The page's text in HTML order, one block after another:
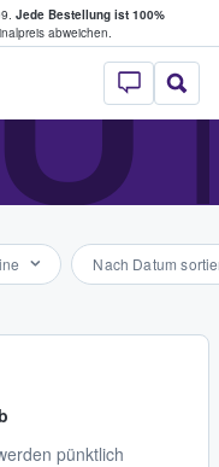
Jede Bestellung ist 100%
abweichen.
StubHub - Wo
Nach Datum
pünktlich